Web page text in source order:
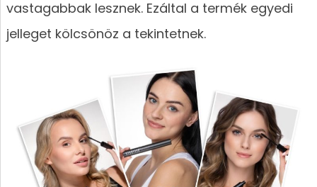
vastagabbak lesznek. Ezáltal a termék egyedi
jelleget kölcsönöz a tekintetnek.